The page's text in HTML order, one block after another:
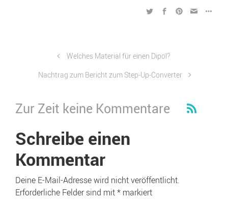
Welches Material für einen Dipol?
Nachtrag zum Bericht zum Step-Up-Converter
Zur Zeit keine Kommentare
Schreibe einen
Kommentar
Deine E-Mail-Adresse wird nicht veröffentlicht.
Erforderliche Felder sind mit* markiert